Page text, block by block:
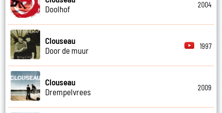
Doolhof
2004
Clouseau
Door de muur
1997
Clouseau
Drempelvrees
2009